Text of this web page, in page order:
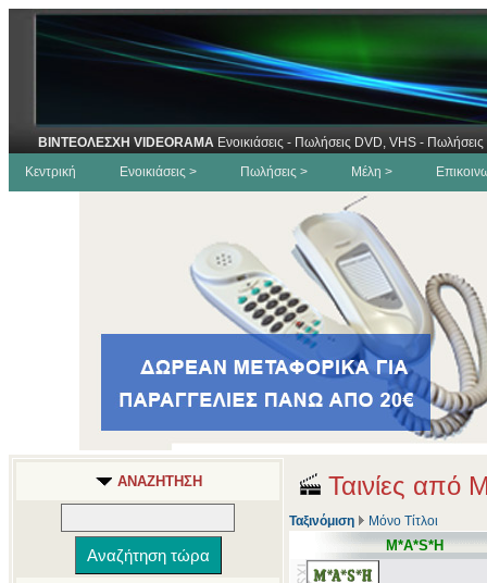
ΒΙΝΤΕΟΛΕΣΧΗ VIDEORAMA Ενοικιάσεις - Πωλήσεις DVD, VHS -
Κεντρική
Ενοικιάσεις > Πωλήσεις > Μέλη >
ΑΝΑΖΗΤΗΣΗ Ταινίες από
Ταξινόμιση Μόνο Τίτλοι
M*A*S*H